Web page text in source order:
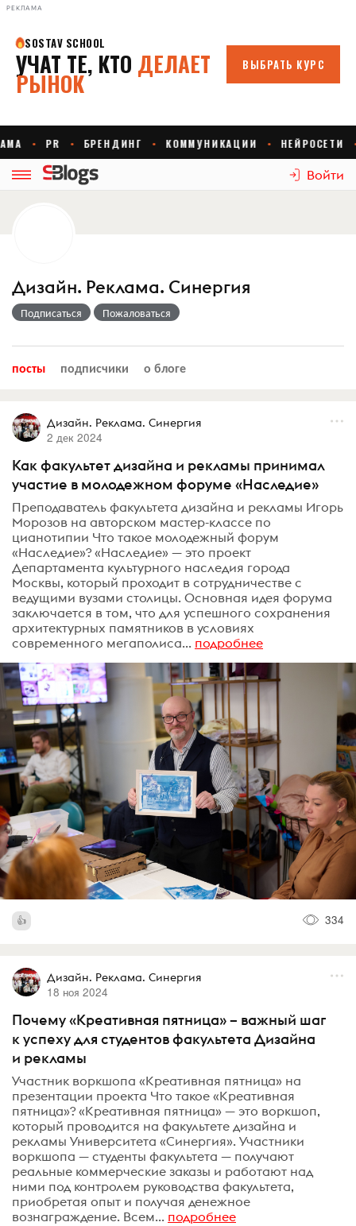
РЕКЛАМА
Войти
Дизайн. Реклама. Синергия
Подписаться Пожаловаться
посты подписчики о блоге
Дизайн. Реклама. Синергия
2 дек 2024
Как факультет дизайна и рекламы принимал
участие в молодежном форуме «Наследие»
Преподаватель факультета дизайна и рекламы Игорь
Морозов на авторском мастер-классе по
цианотипии Что такое молодежный форум
«Наследие»? «Наследие» — это проект
Департамента культурного наследия города
Москвы, который проходит в сотрудничестве с
ведущими вузами столицы. Основная идея форума
заключается в том, что для успешного сохранения
архитектурных памятников в условиях
современного мегаполиса... подробнее
334
Дизайн. Реклама. Синергия
18 ноя 2024
Почему «Креативная пятница» – важный шаг
к успеху для студентов факультета Дизайна
и рекламы
Участник воркшопа «Креативная пятница» на
презентации проекта Что такое «Креативная
пятница»? «Креативная пятница» — это воркшоп,
который проводится на факультете дизайна и
рекламы Университета «Синергия». Участники
воркшопа — студенты факультета — получают
реальные коммерческие заказы и работают над
ними под контролем руководства факультета,
приобретая опыт и получая денежное
вознаграждение. Всем... подробнее